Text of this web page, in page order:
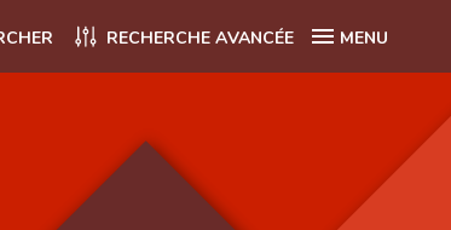
RECHERCHE AVANCÉE MENU